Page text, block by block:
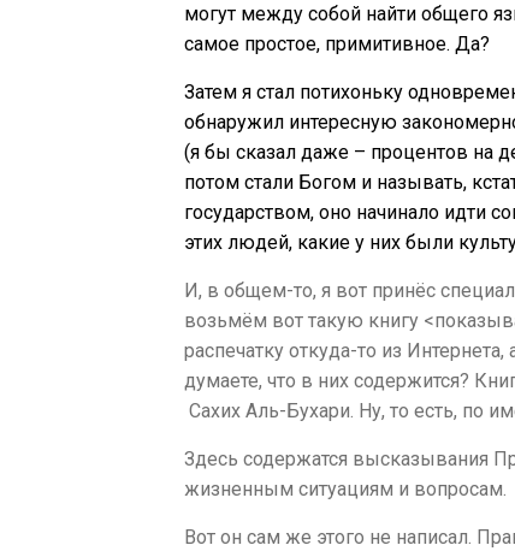
могут между собой найти общего
самое простое, примитивное. Да?
Затем я стал потихоньку
обнаружил интересную
(я бы сказал даже – процентов на
потом стали Богом и называть,
государством, оно начинало идти
этих людей, какие у них были
И, в общем-то, я вот принёс
возьмём вот такую книгу
распечатку откуда-то из
думаете, что в них содержится?
Сахих Аль-Бухари. Ну, то есть, по
Здесь содержатся высказывания
жизненным ситуациям и вопросам.
Вот он сам же этого не написал.